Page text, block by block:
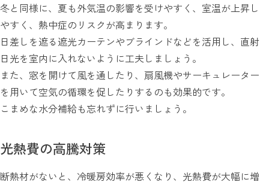
冬と同様に、夏も外気温の影響を受けやすく、室温が上昇し
やすく、熱中症のリスクが高まります。
日差しを遮る遮光カーテンやブラインドなどを活用し、直射
日光を室内に入れないように工夫しましょう。
また、窓を開けて風を通したり、扇風機やサーキュレーター
を用いて空気の循環を促したりするのも効果的です。
こまめな水分補給も忘れずに行いましょう。
光熱費の高騰対策
断熱材がないと、冷暖房効率が悪くなり、光熱費が大幅に増